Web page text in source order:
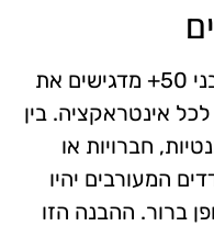
בהקשרים של מערכות יחסים, בני 50+ מדגישים את
אינטראקציה. בין
חברויות או
המעורבים יהיו
ברור. ההבנה הזו